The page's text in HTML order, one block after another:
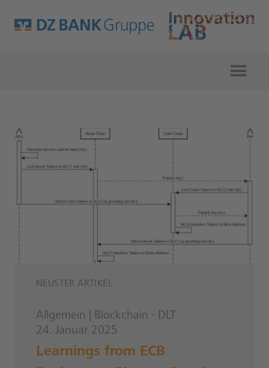
NEUSTER ARTIKEL
Allgemein
Blockchain - DLT
24. Januar 2025
Learnings from ECB